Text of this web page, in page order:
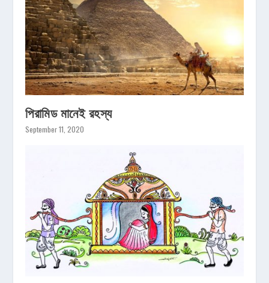
পিরামিড মানেই রহস্য
September 11, 2020